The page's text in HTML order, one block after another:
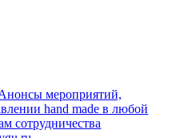
мероприятий,
hand made в любой
сотрудничества